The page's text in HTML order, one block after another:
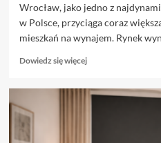
Wrocław, jako jedno z
w Polsce, przyciąga coraz
mieszkań na wynajem. Rynek
Dowiedz się więcejDowiedz
o